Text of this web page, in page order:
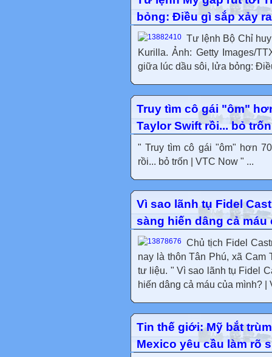
bỏng: Điều gì sắp xảy
Tư lệnh Bộ Chỉ
Kurilla. Ảnh: Getty Images/
giữa lúc dầu sôi, lửa bỏng:
Truy tìm cô gái "ôm"
Taylor Swift rồi... bỏ
" Truy tìm cô gái "ôm" hơn
rồi... bỏ trốn | VTC Now " ...
Vì sao lãnh tụ Fidel
sàng hiến dâng cả máu
Chủ tịch Fidel
nay là thôn Tân Phú, xã Cam
tư liệu. " Vì sao lãnh tụ Fidel
hiến dâng cả máu của mình? |
Tin thế giới: Mỹ bắt
Mexico yêu cầu làm rõ